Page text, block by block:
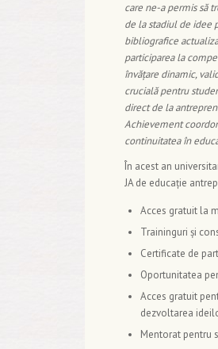
care ne-a permis să
de la stadiul de idee
bibliografice
participarea la
învățare dinamic,
crucială pentru
direct de la
Achievement
continuitatea în
În acest an
JA de educație
Acces gratuit la
Traininguri și
Certificate de
Oportunitatea
Acces gratuit
dezvoltarea
Mentorat pentru